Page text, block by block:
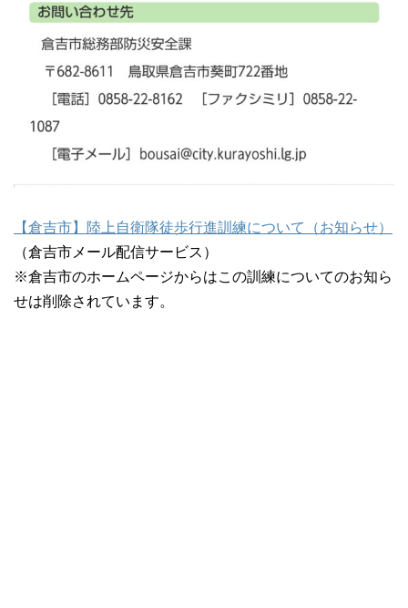
【倉吉市】陸上自衛隊徒歩行進訓練について（お知らせ）
（倉吉市メール配信サービス）
※倉吉市のホームページからはこの訓練についてのお知ら
せは削除されています。